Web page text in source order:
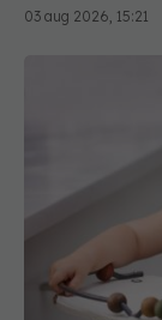
03 aug 2026, 15:21